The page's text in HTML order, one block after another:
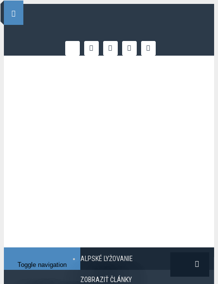
Toggle navigation
ALPSKÉ LYŽOVANIE
ZOBRAZIŤ ČLÁNKY